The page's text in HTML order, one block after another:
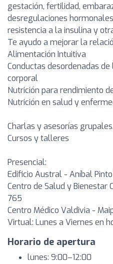
gestación, fertilidad,
desregulaciones
resistencia a la insulina y
Te ayudo a mejorar la
Alimentación Intuitiva
Conductas desordenadas
corporal
Nutrición para rendimiento
Nutrición en salud y
Charlas y asesorías grupales.
Cursos y talleres
Presencial:
Edificio Austral - Aníbal
Centro de Salud y Bienestar
765
Centro Médico Valdivia -
Virtual: Lunes a Viernes en
Horario de apertura
lunes: 9:00–12:00